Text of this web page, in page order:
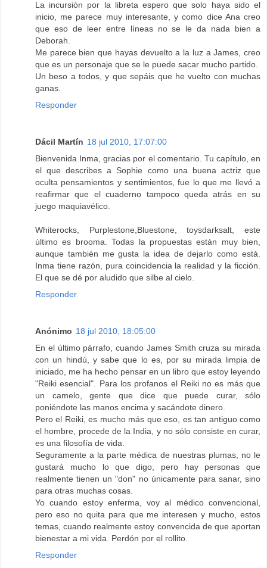
La incursión por la libreta espero que solo haya sido el
inicio, me parece muy interesante, y como dice Ana creo
que eso de leer entre líneas no se le da nada bien a
Deborah.
Me parece bien que hayas devuelto a la luz a James, creo
que es un personaje que se le puede sacar mucho partido.
Un beso a todos, y que sepáis que he vuelto con muchas
ganas.
Responder
Dácil Martín 18 jul 2010, 17:07:00
Bienvenida Inma, gracias por el comentario. Tu capítulo, en
el que describes a Sophie como una buena actriz que
oculta pensamientos y sentimientos, fue lo que me llevó a
reafirmar que el cuaderno tampoco queda atrás en su
juego maquiavélico.
Whiterocks, Purplestone,Bluestone, toysdarksalt, este
último es brooma. Todas la propuestas están muy bien,
aunque también me gusta la idea de dejarlo como está.
Inma tiene razón, pura coincidencia la realidad y la ficción.
El que se dé por aludido que silbe al cielo.
Responder
Anónimo 18 jul 2010, 18:05:00
En el último párrafo, cuando James Smith cruza su mirada
con un hindú, y sabe que lo es, por su mirada limpia de
iniciado, me ha hecho pensar en un libro que estoy leyendo
"Reiki esencial". Para los profanos el Reiki no es más que
un camelo, gente que dice que puede curar, sólo
poniéndote las manos encima y sacándote dinero.
Pero el Reiki, es mucho más que eso, es tan antiguo como
el hombre, procede de la India, y no sólo consiste en curar,
es una filosofía de vida.
Seguramente a la parte médica de nuestras plumas, no le
gustará mucho lo que digo, pero hay personas que
realmente tienen un "don" no únicamente para sanar, sino
para otras muchas cosas.
Yo cuando estoy enferma, voy al médico convencional,
pero eso no quita para que me interesen y mucho, estos
temas, cuando realmente estoy convencida de que aportan
bienestar a mi vida. Perdón por el rollito.
Responder